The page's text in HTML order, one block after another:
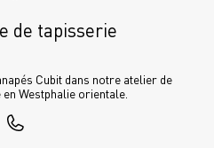
de tapisserie
Cubit dans notre atelier de
Westphalie orientale.